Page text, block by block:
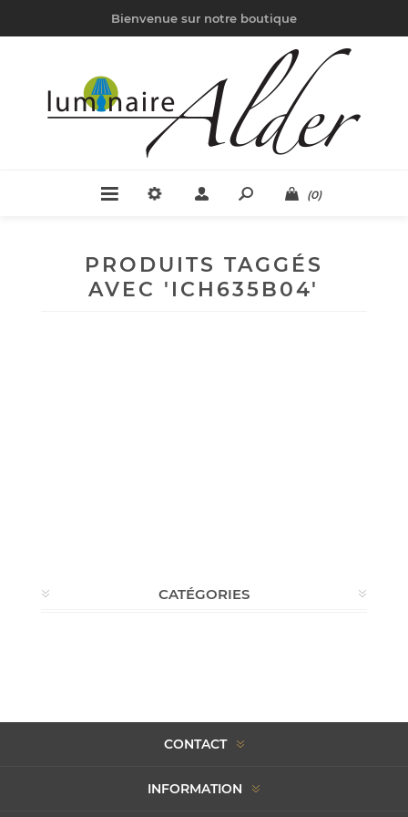
Bienvenue sur notre boutique
(0)
PRODUITS TAGGÉS
AVEC 'ICH635B04'
CATÉGORIES
CONTACT
INFORMATION